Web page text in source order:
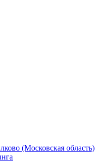
(Московская область)